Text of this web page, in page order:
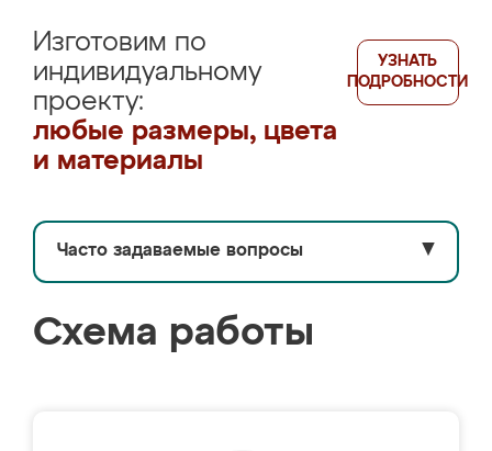
Изготовим по
индивидуальному
проекту:
любые размеры, цвета
и материалы
УЗНАТЬ
ПОДРОБНОСТИ
Часто задаваемые вопросы ▼
Схема работы